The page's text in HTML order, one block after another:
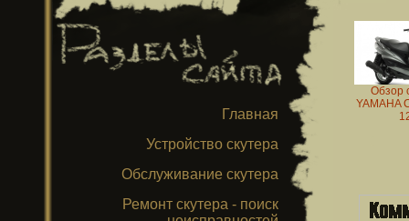
Главная
Устройство скутера
Обслуживание скутера
Ремонт скутера - поиск
Обзор
YAMAHA